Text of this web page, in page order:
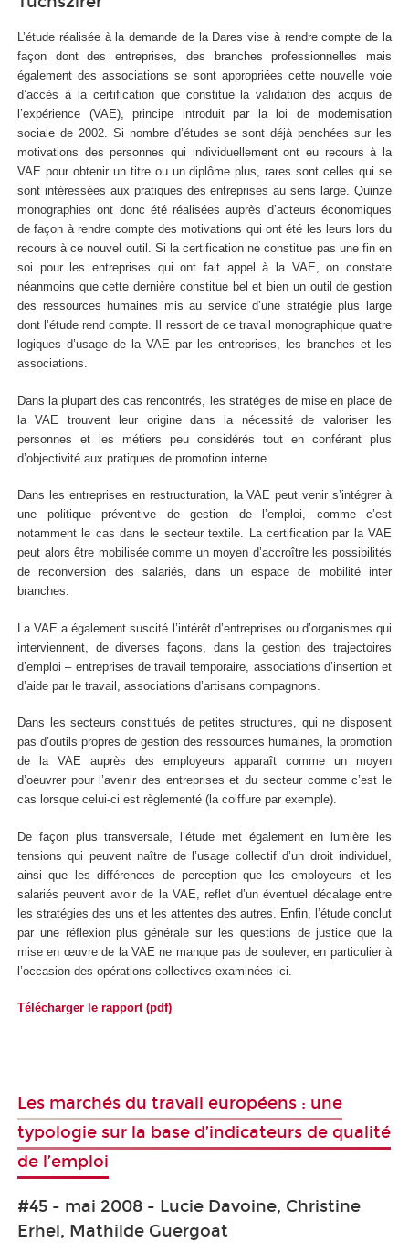
L’étude réalisée à la demande de la Dares vise à rendre compte de la
façon dont des entreprises, des branches professionnelles mais
également des associations se sont appropriées cette nouvelle voie
d’accès à la certification que constitue la validation des acquis de
l’expérience (VAE), principe introduit par la loi de modernisation
sociale de 2002. Si nombre d’études se sont déjà penchées sur les
motivations des personnes qui individuellement ont eu recours à la
VAE pour obtenir un titre ou un diplôme plus, rares sont celles qui se
sont intéressées aux pratiques des entreprises au sens large. Quinze
monographies ont donc été réalisées auprès d’acteurs économiques
de façon à rendre compte des motivations qui ont été les leurs lors du
recours à ce nouvel outil. Si la certification ne constitue pas une fin en
soi pour les entreprises qui ont fait appel à la VAE, on constate
néanmoins que cette dernière constitue bel et bien un outil de gestion
des ressources humaines mis au service d’une stratégie plus large
dont l’étude rend compte. Il ressort de ce travail monographique quatre
logiques d’usage de la VAE par les entreprises, les branches et les
associations.
Dans la plupart des cas rencontrés, les stratégies de mise en place de
la VAE trouvent leur origine dans la nécessité de valoriser les
personnes et les métiers peu considérés tout en conférant plus
d’objectivité aux pratiques de promotion interne.
Dans les entreprises en restructuration, la VAE peut venir s’intégrer à
une politique préventive de gestion de l’emploi, comme c’est
notamment le cas dans le secteur textile. La certification par la VAE
peut alors être mobilisée comme un moyen d’accroître les possibilités
de reconversion des salariés, dans un espace de mobilité inter
branches.
La VAE a également suscité l’intérêt d’entreprises ou d’organismes qui
interviennent, de diverses façons, dans la gestion des trajectoires
d’emploi – entreprises de travail temporaire, associations d’insertion et
d’aide par le travail, associations d’artisans compagnons.
Dans les secteurs constitués de petites structures, qui ne disposent
pas d’outils propres de gestion des ressources humaines, la promotion
de la VAE auprès des employeurs apparaît comme un moyen
d’oeuvrer pour l’avenir des entreprises et du secteur comme c’est le
cas lorsque celui-ci est règlementé (la coiffure par exemple).
De façon plus transversale, l’étude met également en lumière les
tensions qui peuvent naître de l’usage collectif d’un droit individuel,
ainsi que les différences de perception que les employeurs et les
salariés peuvent avoir de la VAE, reflet d’un éventuel décalage entre
les stratégies des uns et les attentes des autres. Enfin, l’étude conclut
par une réflexion plus générale sur les questions de justice que la
mise en œuvre de la VAE ne manque pas de soulever, en particulier à
l’occasion des opérations collectives examinées ici.
Télécharger le rapport (pdf)
Les marchés du travail européens : une
typologie sur la base d’indicateurs de qualité
de l’emploi
#45 - mai 2008 - Lucie Davoine, Christine
Erhel, Mathilde Guergoat